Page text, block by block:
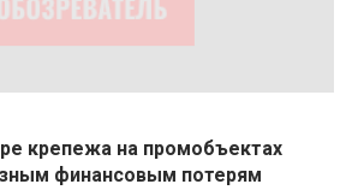
крепежа на промобъектах
финансовым потерям